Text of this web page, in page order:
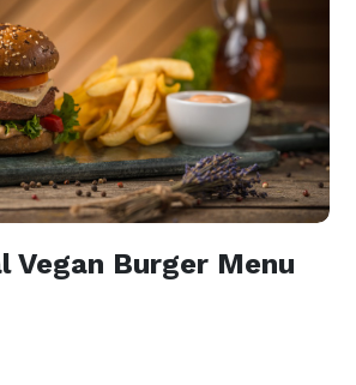
Vegan Burger Menu